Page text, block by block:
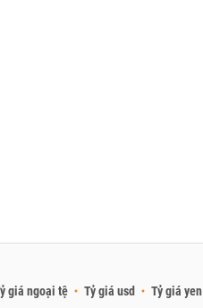
giá ngoại tệ Tỷ giá usd Tỷ giá yen